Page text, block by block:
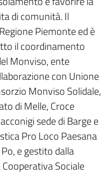
di comunità. Il
Piemonte ed è
il coordinamento
Monviso, ente
con Unione
Monviso Solidale,
di Melle, Croce
sede di Barge e
Pro Loco Paesana
e gestito dalla
Sociale